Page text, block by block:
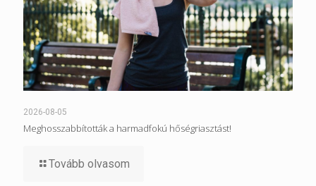
2026-08-05
Meghosszabbították a harmadfokú hőségriasztást!
Tovább olvasom